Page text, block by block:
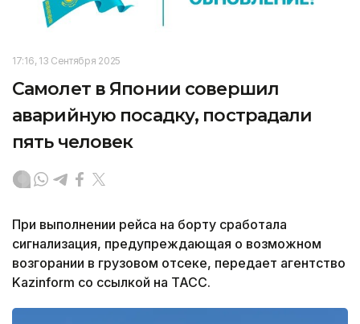
17:16, 13 Сентября 2025
Самолет в Японии совершил
аварийную посадку, пострадали
пять человек
При выполнении рейса на борту сработала
сигнализация, предупреждающая о возможном
возгорании в грузовом отсеке, передает агентство
Kazinform со ссылкой на ТАСС.